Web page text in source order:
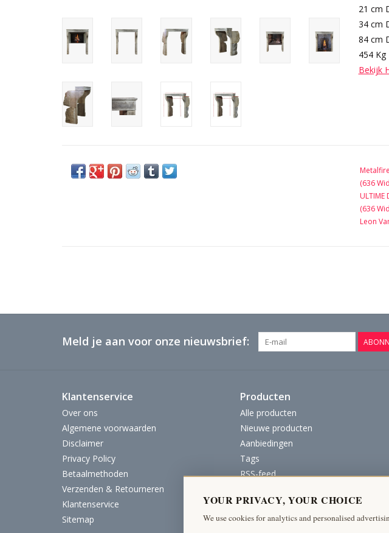
21 cm
34 cm
84 cm
454 Kg
Bekijk
(636
ULTIME
(636
Leon
Meld je aan voor onze nieuwsbrief:
Klantenservice
Over ons
Algemene voorwaarden
Disclaimer
Privacy Policy
Betaalmethoden
Verzenden & Retourneren
Klantenservice
Sitemap
Producten
Alle producten
Nieuwe producten
Aanbiedingen
Tags
RSS-feed
YOUR PRIVACY, YOUR CHOICE
We use cookies for analytics and personalised